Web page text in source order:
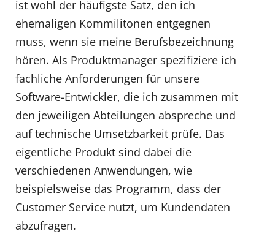
ist wohl der häufigste Satz, den ich
ehemaligen Kommilitonen entgegnen
muss, wenn sie meine Berufsbezeichnung
hören. Als Produktmanager spezifiziere ich
fachliche Anforderungen für unsere
Software-Entwickler, die ich zusammen mit
den jeweiligen Abteilungen abspreche und
auf technische Umsetzbarkeit prüfe. Das
eigentliche Produkt sind dabei die
verschiedenen Anwendungen, wie
beispielsweise das Programm, dass der
Customer Service nutzt, um Kundendaten
abzufragen.